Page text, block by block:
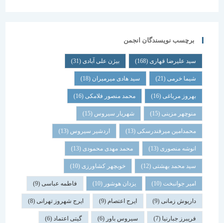
برچسب نویسندگان انجمن
سید علیرضا قهاری(168) بیژن علی آبادی(31)
شیما خرمی(21) سید هادی میرمیران(18)
بهروز مرباغی (16) محمد منصور فلامکی (16)
منوچهر مزینی(15) شهریار سیروس(15)
محمدامین میرفندرسکی(13) اردشیر سیروس(13)
انوشه منصوری(13) محمد مهدی محمودی(13)
سید محمد بهشتی(12) خوبچهر کشاورزی(10)
امیر جوانبخت(10) یزدان هوشور(10) فاطمه عباسی(9)
داریوش زمانی(9) ایرج اعتصام(9) ایرج شهروز تهرانی(8)
فریبرز جبارنیا(7) سیروس باور(6) گیتی اعتماد(6)